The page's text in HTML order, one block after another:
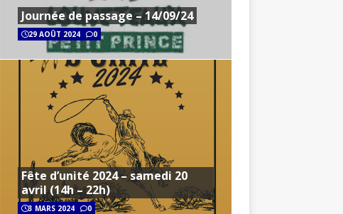
Journée de passage – 14/09/24
29 AOÛT 2024 0
Fête d’unité 2024 – samedi 20
avril (14h – 22h)
3 MARS 2024 0